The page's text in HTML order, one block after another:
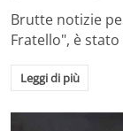
Brutte notizie
Fratello", è
Leggi di più